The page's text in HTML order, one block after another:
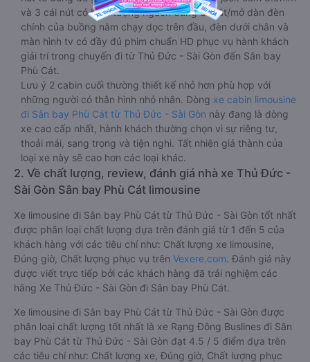
và 3 cái nút có biểu tượng nguồn dùng để tắt/mở dàn đèn
chính của buồng nằm chạy dọc trên đầu, đèn dưới chân và
màn hình tv có đầy đủ phim chuẩn HD phục vụ hành khách
giải trí trong chuyến đi từ Thủ Đức - Sài Gòn đến Sân bay
Phù Cát.
Lưu ý 2 cabin cuối thường thiết kế nhỏ hơn phù hợp với
những người có thân hình nhỏ nhắn. Dòng xe cabin limousine
đi Sân bay Phù Cát từ Thủ Đức - Sài Gòn này đang là dòng
xe cao cấp nhất, hành khách thường chọn vì sự riêng tư,
thoải mái, sang trọng và tiện nghi. Tất nhiên giá thành của
loại xe này sẽ cao hơn các loại khác.
2. Về chất lượng, review, đánh giá nhà xe Thủ Đức -
Sài Gòn Sân bay Phù Cát limousine
Xe limousine đi Sân bay Phù Cát từ Thủ Đức - Sài Gòn tốt nhất
được phân loại chất lượng dựa trên đánh giá từ 1 đến 5 của
khách hàng với các tiêu chí như: Chất lượng xe limousine,
Đúng giờ, Chất lượng phục vụ trên Vexere.com. Đánh giá này
được viết trực tiếp bởi các khách hàng đã trải nghiệm các
hãng Xe Thủ Đức - Sài Gòn đi Sân bay Phù Cát.
Xe limousine đi Sân bay Phù Cát từ Thủ Đức - Sài Gòn được
phân loại chất lượng tốt nhất là xe Rạng Đông Buslines đi Sân
bay Phù Cát từ Thủ Đức - Sài Gòn đạt 4.5 / 5 điểm dựa trên
các tiêu chí như: Chất lượng xe, Đúng giờ, Chất lượng phục